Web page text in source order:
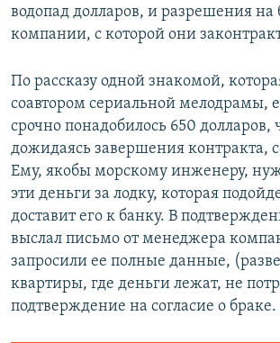
водопад долларов, и разрешения на
компании, с которой они
По рассказу одной знакомой,
соавтором сериальной мелодрамы,
срочно понадобилось 650 долларов,
дожидаясь завершения контракта,
Ему, якобы морскому инженеру,
эти деньги за лодку, которая
доставит его к банку. В
выслал письмо от менеджера
запросили ее полные данные,
квартиры, где деньги лежат, не
подтверждение на согласие о браке.